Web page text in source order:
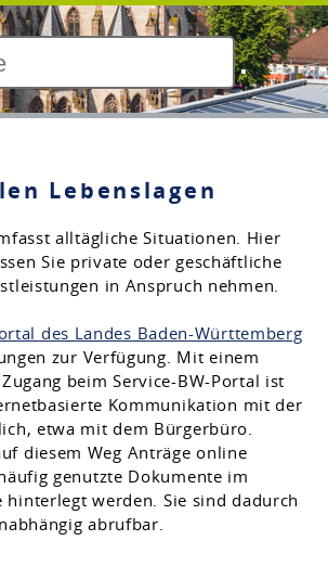
Lebenslagen
alltägliche Situationen. Hier
Sie private oder geschäftliche
in Anspruch nehmen.
des Landes Baden-Württemberg
zur Verfügung. Mit einem
beim Service-BW-Portal ist
Kommunikation mit der
etwa mit dem Bürgerbüro.
diesem Weg Anträge online
genutzte Dokumente im
hinterlegt werden. Sie sind dadurch
abrufbar.